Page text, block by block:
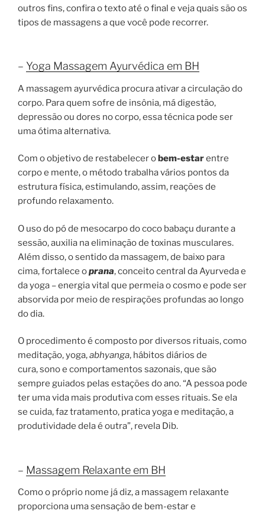
outros fins, confira o texto até o final e veja quais são os
tipos de massagens a que você pode recorrer.
– Yoga Massagem Ayurvédica em BH
A massagem ayurvédica procura ativar a circulação do
corpo. Para quem sofre de insônia, má digestão,
depressão ou dores no corpo, essa técnica pode ser
uma ótima alternativa.
Com o objetivo de restabelecer obem-estarentre
corpo e mente, o método trabalha vários pontos da
estrutura física, estimulando, assim, reações de
profundo relaxamento.
O uso do pó de mesocarpo do coco babaçu durante a
sessão, auxilia na eliminação de toxinas musculares.
Além disso, o sentido da massagem, de baixo para
cima, fortalece oprana, conceito central da Ayurveda e
da yoga – energia vital que permeia o cosmo e pode ser
absorvida por meio de respirações profundas ao longo
do dia.
O procedimento é composto por diversos rituais, como
meditação, yoga,abhyanga, hábitos diários de
cura, sono e comportamentos sazonais, que são
sempre guiados pelas estações do ano. “A pessoa pode
ter uma vida mais produtiva com esses rituais. Se ela
se cuida, faz tratamento, pratica yoga e meditação, a
produtividade dela é outra”, revela Dib.
– Massagem Relaxante em BH
Como o próprio nome já diz, a massagem relaxante
proporciona uma sensação de bem-estar e